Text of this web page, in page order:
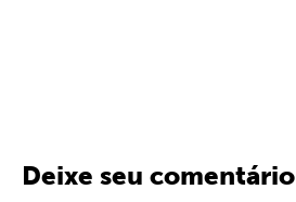
Deixe seu comentário